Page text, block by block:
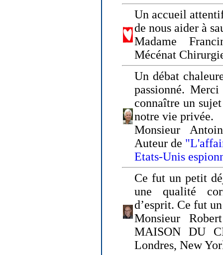
Un accueil
de nous aider à
Madame
Mécénat
Un débat
passionné.
connaître un
notre vie privée.
Monsieur
Auteur de
Etats-Unis
Ce fut un petit
une qualité
d’esprit. Ce fut
Monsieur
MAISON DU
Londres, New